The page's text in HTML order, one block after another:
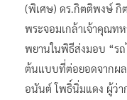
(พิเศษ) ดร.กิตติพงษ์ กิ
พระจอมเกล้าเจ้าคุณท
พยานในพิธีส่งมอบ “รถ
ต้นแบบที่ต่อยอดจากผล
อนันต์ โพธิ์นิ่มแดง ผู้ว่า